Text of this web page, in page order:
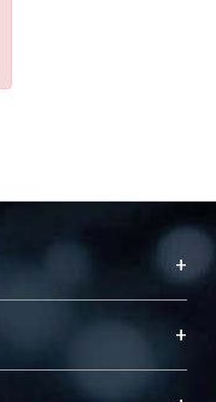
+
久珍藏及向國際
量，圖書館整合
+